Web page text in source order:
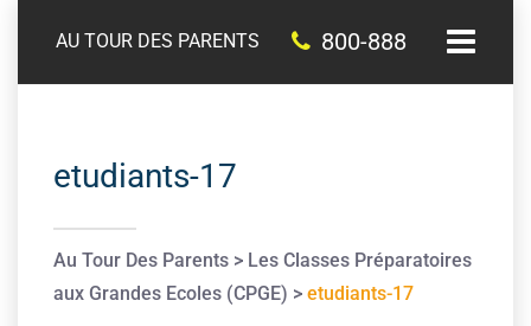
AU TOUR DES PARENTS 800-888
etudiants-17
Au Tour Des Parents > Les Classes Préparatoires
aux Grandes Ecoles (CPGE) > etudiants-17